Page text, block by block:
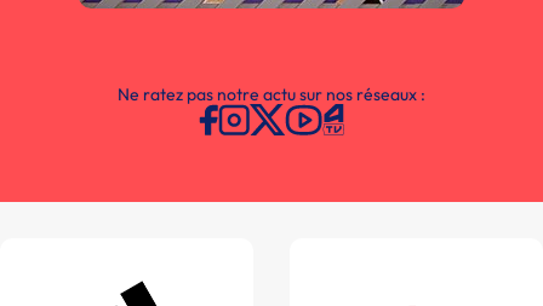
Ne ratez pas notre actu sur nos réseaux :